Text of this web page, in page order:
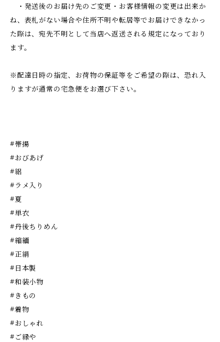
・発送後のお届け先のご変更・お客様情報の変更は出来か
ね、表札がない場合や住所不明や転居等でお届けできなかっ
た際は、宛先不明として当店へ返送される規定になっており
ます。
※配達日時の指定、お荷物の保証等をご希望の際は、恐れ入
りますが通常の宅急便をお選び下さい。
#帯揚
#おびあげ
#絽
#ラメ入り
#夏
#単衣
#丹後ちりめん
#縮緬
#正絹
#日本製
#和装小物
#きもの
#着物
#おしゃれ
#ご縁や